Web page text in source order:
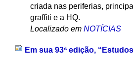
criada nas periferias,
graffiti e a HQ.
Localizado em NOTÍCIAS
Em sua 93ª edição,